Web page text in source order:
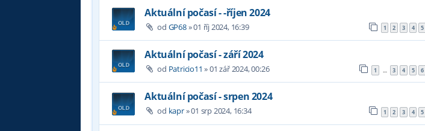
Aktuální počasí - -říjen 2024
od GP68»01 říj 2024, 16:39 1 2 3 4 5
Aktuální počasí - září 2024
od Patricio11 »01 zář 2024, 00:26 1 … 3 4 5 6
Aktuální počasí - srpen 2024
od kapr»01 srp 2024, 16:34 1 2 3 4 5